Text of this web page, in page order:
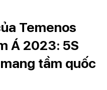
Temenos
Á 2023: 5S
tầm quốc